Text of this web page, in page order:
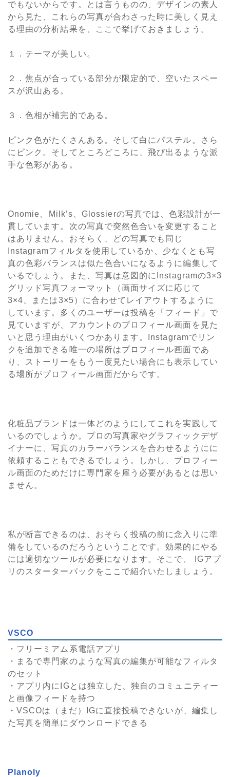
でもないからです。とは言うものの、デザインの素人
から見た、これらの写真が合わさった時に美しく見え
る理由の分析結果を、ここで挙げておきましょう。
１．テーマが美しい。
２．焦点が合っている部分が限定的で、空いたスペー
スが沢山ある。
３．色相が補完的である。
ピンク色がたくさんある。そして白にパステル。さら
にピンク。そしてところどころに、飛び出るような派
手な色彩がある。
Onomie、Milk’s、Glossierの写真では、色彩設計が一
貫しています。次の写真で突然色合いを変更すること
はありません。おそらく、どの写真でも同じ
Instagramフィルタを使用しているか、少なくとも写
真の色彩バランスは似た色合いになるように編集して
いるでしょう。また、写真は意図的にInstagramの3×3
グリッド写真フォーマット（画面サイズに応じて
3×4、または3×5）に合わせてレイアウトするように
しています。多くのユーザーは投稿を「フィード」で
見ていますが、アカウントのプロフィール画面を見た
いと思う理由がいくつかあります。Instagramでリン
クを追加できる唯一の場所はプロフィール画面であ
り、ストーリーをもう一度見たい場合にも表示してい
る場所がプロフィール画面だからです。
化粧品ブランドは一体どのようにしてこれを実践して
いるのでしょうか。プロの写真家やグラフィックデザ
イナーに、写真のカラーバランスを合わせるようにに
依頼することもできるでしょう。しかし、プロフィー
ル画面のためだけに専門家を雇う必要があるとは思い
ません。
私が断言できるのは、おそらく投稿の前に念入りに準
備をしているのだろうということです。効果的にやる
には適切なツールが必要になります。そこで、 IGアプ
リのスターターパックをここで紹介いたしましょう。
VSCO
・フリーミアム系電話アプリ
・まるで専門家のような写真の編集が可能なフィルタ
のセット
・アプリ内にIGとは独立した、独自のコミュニティー
と画像フィードを持つ
・VSCOは（まだ）IGに直接投稿できないが、編集し
た写真を簡単にダウンロードできる
Planoly